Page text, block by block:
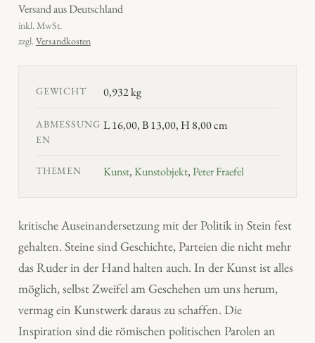
Versand aus Deutschland
inkl. MwSt.
zzgl. Versandkosten
GEWICHT 0,932 kg
ABMESSUNG
EN
L 16,00, B 13,00, H 8,00 cm
THEMEN Kunst,Kunstobjekt,Peter Fraefel
kritische Auseinandersetzung mit der Politik in Stein fest
gehalten. Steine sind Geschichte, Parteien die nicht mehr
das Ruder in der Hand halten auch. In der Kunst ist alles
möglich, selbst Zweifel am Geschehen um uns herum,
vermag ein Kunstwerk daraus zu schaffen. Die
Inspiration sind die römischen politischen Parolen an